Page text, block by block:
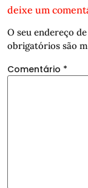
deixe um
O seu endereço
obrigatórios são
Comentário *